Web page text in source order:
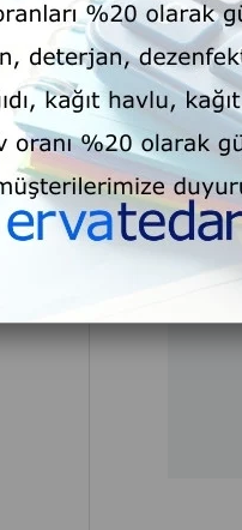
Köpük
Marka :
%79
İNDIRIM